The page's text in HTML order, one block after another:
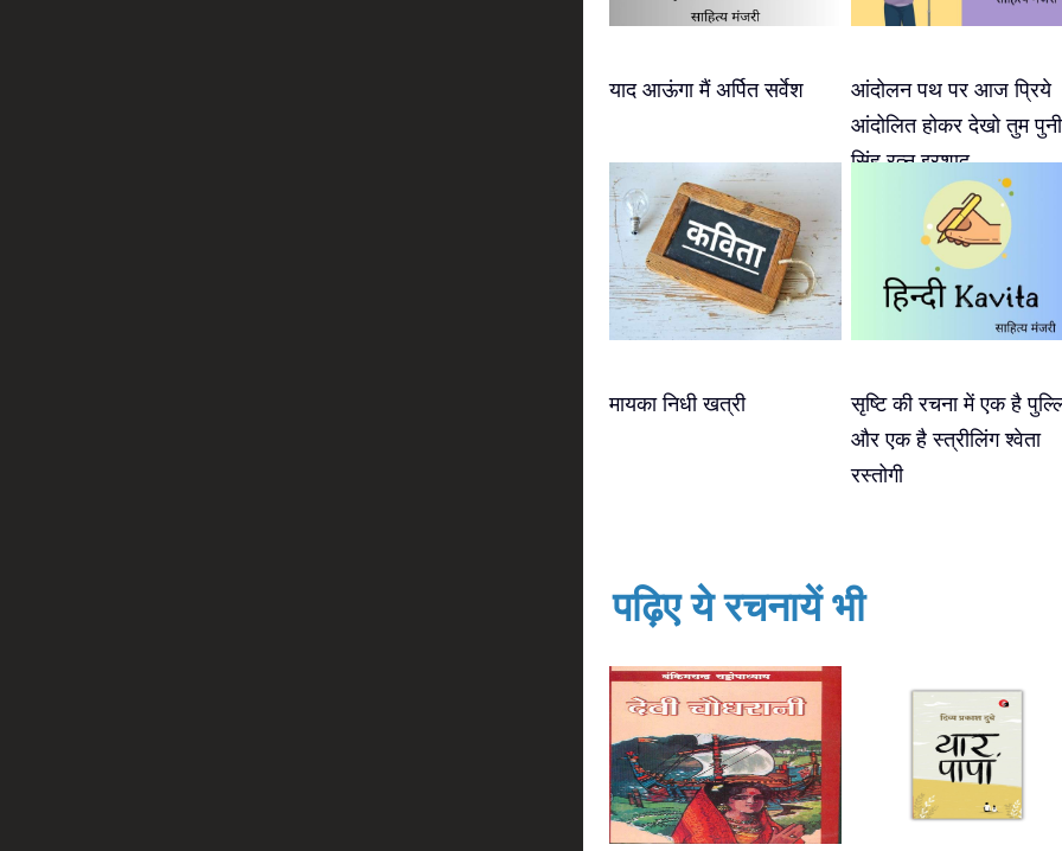
याद आऊंगा मैं अर्पित सर्वेश
आंदोलन पथ पर आज प्रिये
आंदोलित होकर देखो तुम
सिंह रत्नु इरशाद
मायका निधी खत्री
सृष्टि की रचना में एक है
और एक है स्त्रीलिंग श्वेता
रस्तोगी
पढ़िए ये रचनायें भी